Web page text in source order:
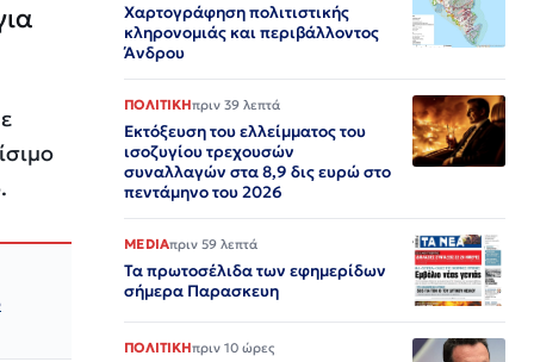
Χαρτογράφηση πολιτιστικής
κληρονομιάς και περιβάλλοντος
Άνδρου
ΠΟΛΙΤΙΚΗπριν 39 λεπτά
Εκτόξευση του ελλείμματος του
ισοζυγίου τρεχουσών
συναλλαγών στα 8,9 δις ευρώ στο
πεντάμηνο του 2026
MEDIAπριν 59 λεπτά
Τα πρωτοσέλιδα των εφημερίδων
σήμερα Παρασκευη
ΠΟΛΙΤΙΚΗπριν 10 ώρες